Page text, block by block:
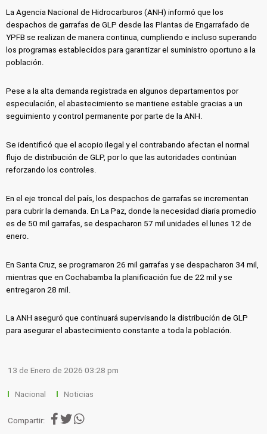
La Agencia Nacional de Hidrocarburos (ANH) informó que los
despachos de garrafas de GLP desde las Plantas de Engarrafado de
YPFB se realizan de manera continua, cumpliendo e incluso superando
los programas establecidos para garantizar el suministro oportuno a la
población.
Pese a la alta demanda registrada en algunos departamentos por
especulación, el abastecimiento se mantiene estable gracias a un
seguimiento y control permanente por parte de la ANH.
Se identificó que el acopio ilegal y el contrabando afectan el normal
flujo de distribución de GLP, por lo que las autoridades continúan
reforzando los controles.
En el eje troncal del país, los despachos de garrafas se incrementan
para cubrir la demanda. En La Paz, donde la necesidad diaria promedio
es de 50 mil garrafas, se despacharon 57 mil unidades el lunes 12 de
enero.
En Santa Cruz, se programaron 26 mil garrafas y se despacharon 34 mil,
mientras que en Cochabamba la planificación fue de 22 mil y se
entregaron 28 mil.
La ANH aseguró que continuará supervisando la distribución de GLP
para asegurar el abastecimiento constante a toda la población.
13 de Enero de 2026 03:28 pm
Nacional Noticias
Compartir: